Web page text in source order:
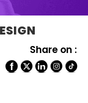
Share on :